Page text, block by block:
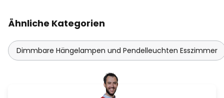
Ähnliche Kategorien
Dimmbare Hängelampen und Pendelleuchten Esszimmer